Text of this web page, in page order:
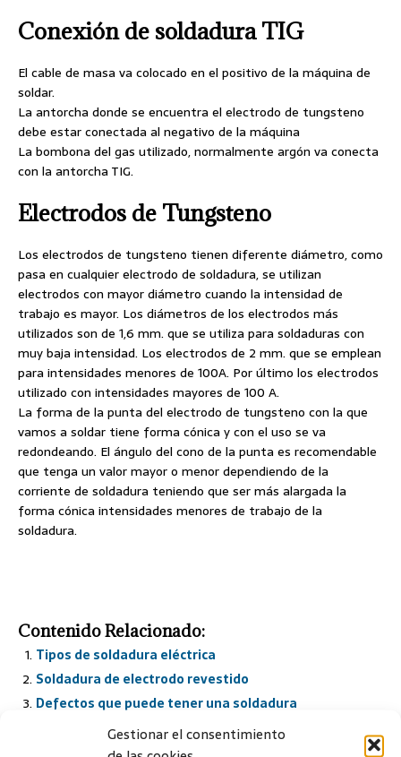
Gestionar el consentimiento
Conexión de soldadura TIG
El cable de masa va colocado en el positivo de la máquina de
soldar.
La antorcha donde se encuentra el electrodo de tungsteno
debe estar conectada al negativo de la máquina
La bombona del gas utilizado, normalmente argón va conecta
con la antorcha TIG.
Electrodos de Tungsteno
Los electrodos de tungsteno tienen diferente diámetro, como
pasa en cualquier electrodo de soldadura, se utilizan
electrodos con mayor diámetro cuando la intensidad de
trabajo es mayor. Los diámetros de los electrodos más
utilizados son de 1,6 mm. que se utiliza para soldaduras con
muy baja intensidad. Los electrodos de 2 mm. que se emplean
para intensidades menores de 100A. Por último los electrodos
utilizado con intensidades mayores de 100 A.
La forma de la punta del electrodo de tungsteno con la que
vamos a soldar tiene forma cónica y con el uso se va
redondeando. El ángulo del cono de la punta es recomendable
que tenga un valor mayor o menor dependiendo de la
corriente de soldadura teniendo que ser más alargada la
forma cónica intensidades menores de trabajo de la
soldadura.
Contenido Relacionado:
Tipos de soldadura eléctrica
Soldadura de electrodo revestido
Defectos que puede tener una soldadura
Elección del electrodo revestido